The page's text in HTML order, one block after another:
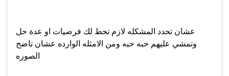
عشان تحدد المشكله لازم تحط لك فرضيات او عدة حل
وتمشي عليهم حبه حبه ومن الامثله الوارده عشان تاضح